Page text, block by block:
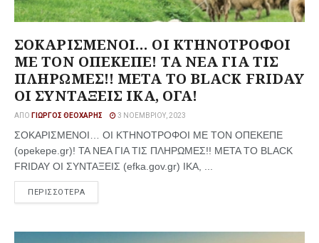
ΣΟΚΑΡΙΣΜΕΝΟΙ… ΟΙ ΚΤΗΝΟΤΡΟΦΟΙ
ΜΕ ΤΟΝ ΟΠΕΚΕΠΕ! ΤΑ ΝΕΑ ΓΙΑ ΤΙΣ
ΠΛΗΡΩΜΕΣ!! ΜΕΤΑ ΤΟ BLACK FRIDAY
ΟΙ ΣΥΝΤΑΞΕΙΣ ΙΚΑ, ΟΓΑ!
ΑΠΌ ΓΙΏΡΓΟΣ ΘΕΟΧΆΡΗΣ 3 ΝΟΕΜΒΡΊΟΥ, 2023
ΣΟΚΑΡΙΣΜΕΝΟΙ… ΟΙ ΚΤΗΝΟΤΡΟΦΟΙ ΜΕ ΤΟΝ ΟΠΕΚΕΠΕ
(opekepe.gr)! ΤΑ ΝΕΑ ΓΙΑ ΤΙΣ ΠΛΗΡΩΜΕΣ!! ΜΕΤΑ ΤΟ BLACK
FRIDAY ΟΙ ΣΥΝΤΑΞΕΙΣ (efka.gov.gr) ΙΚΑ, ...
ΠΕΡΙΣΣΟΤΕΡΑ